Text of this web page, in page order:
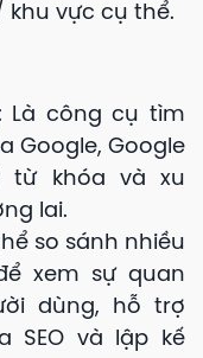
vực cụ thể.
Là công cụ tìm
Google, Google
từ khóa và xu
lai.
so sánh nhiều
xem sự quan
dùng, hỗ trợ
SEO và lập kế